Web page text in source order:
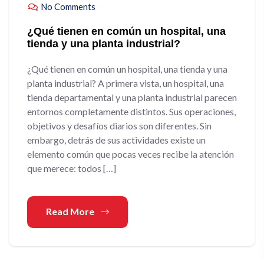
No Comments
¿Qué tienen en común un hospital, una
tienda y una planta industrial?
¿Qué tienen en común un hospital, una tienda y una
planta industrial? A primera vista, un hospital, una
tienda departamental y una planta industrial parecen
entornos completamente distintos. Sus operaciones,
objetivos y desafíos diarios son diferentes. Sin
embargo, detrás de sus actividades existe un
elemento común que pocas veces recibe la atención
que merece: todos […]
Read More